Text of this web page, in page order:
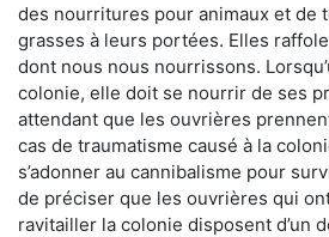
des nourritures pour animaux et de
grasses à leurs portées. Elles
dont nous nous nourrissons.
colonie, elle doit se nourrir de ses
attendant que les ouvrières
cas de traumatisme causé à la
s’adonner au cannibalisme pour
de préciser que les ouvrières qui
ravitailler la colonie disposent d’un